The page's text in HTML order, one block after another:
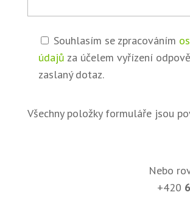
Souhlasím se zpracováním
údajů za účelem vyřízení
zaslaný dotaz.
Všechny položky formuláře jsou
Nebo
+420